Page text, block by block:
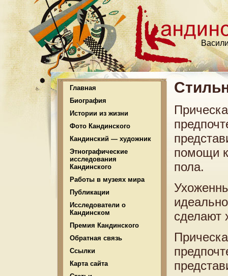
Главная
Биография
Истории из жизни
Фото Кандинского
Кандинский — художник
Этнографические
исследования
Кандинского
Работы в музеях мира
Публикации
Исследователи о
Кандинском
Премия Кандинского
Обратная связь
Ссылки
Карта сайта
помощи
пола.
сделают